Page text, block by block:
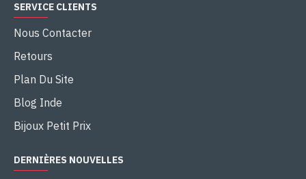
SERVICE CLIENTS
Nous Contacter
Retours
Plan Du Site
Blog Inde
Bijoux Petit Prix
DERNIÈRES NOUVELLES